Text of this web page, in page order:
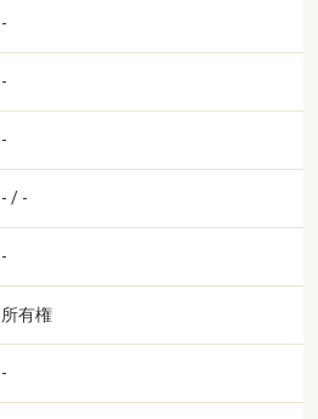
-
-
-
- / -
-
所有権
-